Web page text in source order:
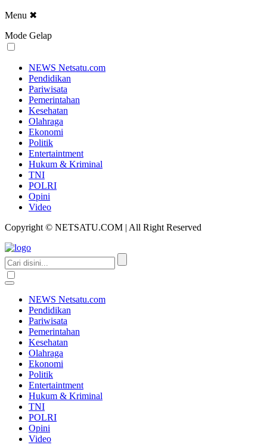
Menu ✖
Mode Gelap
NEWS Netsatu.com
Pendidikan
Pariwisata
Pemerintahan
Kesehatan
Olahraga
Ekonomi
Politik
Entertaintment
Hukum & Kriminal
TNI
POLRI
Opini
Video
Copyright © NETSATU.COM | All Right Reserved
NEWS Netsatu.com
Pendidikan
Pariwisata
Pemerintahan
Kesehatan
Olahraga
Ekonomi
Politik
Entertaintment
Hukum & Kriminal
TNI
POLRI
Opini
Video